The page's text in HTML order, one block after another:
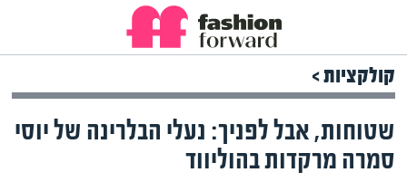
קולקציות >
שטוחות, אבל לפניך: נעלי הבלרינה של יוסי
סמרה מרקדות בהוליווד